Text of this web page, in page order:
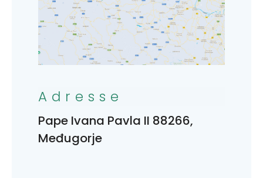
Adresse
Pape Ivana Pavla II 88266,
Međugorje